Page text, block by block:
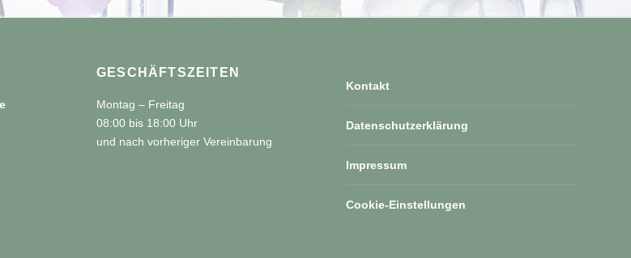
GESCHÄFTSZEITEN
Montag – Freitag
08:00 bis 18:00 Uhr
und nach vorheriger Vereinbarung
Kontakt
Datenschutzerklärung
Impressum
Cookie-Einstellungen